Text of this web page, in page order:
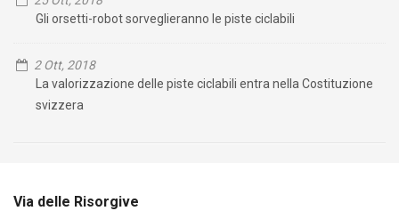
Gli orsetti-robot sorveglieranno le piste ciclabili
2 Ott, 2018
La valorizzazione delle piste ciclabili entra nella Costituzione
svizzera
Via delle Risorgive